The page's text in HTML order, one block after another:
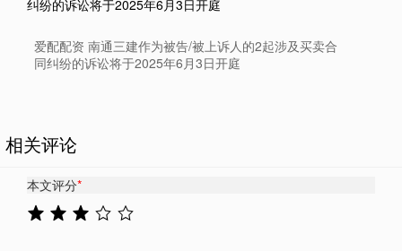
爱配配资 南通三建作为被告/被上诉人的2起涉及买卖合
同纠纷的诉讼将于2025年6月3日开庭
相关评论
本文评分*